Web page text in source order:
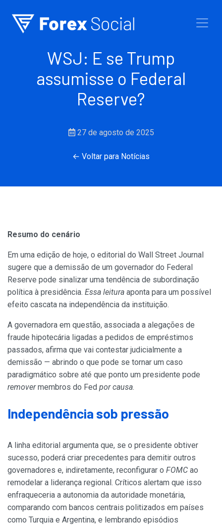
WSJ: E se Trump
assumisse o Federal
Reserve?
27 de agosto de 2025
← Voltar para Notícias
Resumo do cenário
Em uma edição de hoje, o editorial do Wall Street Journal
sugere que a demissão de um governador do Federal
Reserve pode sinalizar uma tendência de subordinação
política à presidência. Essa leitura aponta para um possível
efeito cascata na independência da instituição.
A governadora em questão, associada a alegações de
fraude hipotecária ligadas a pedidos de empréstimos
passados, afirma que vai contestar judicialmente a
demissão — abrindo o que pode se tornar um caso
paradigmático sobre até que ponto um presidente pode
removermembros do Fed por causa.
Independência sob pressão
A linha editorial argumenta que, se o presidente obtiver
sucesso, poderá criar precedentes para demitir outros
governadores e, indiretamente, reconfigurar o FOMC ao
remodelar a liderança regional. Críticos alertam que isso
enfraqueceria a autonomia da autoridade monetária,
comparando com bancos centrais politizados em países
como Turquia e Argentina, e lembrando episódios